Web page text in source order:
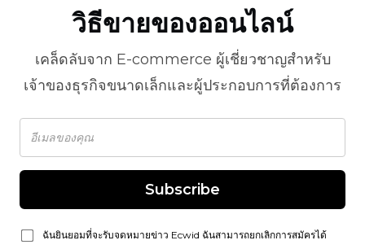
วิธีขายของออนไลน์
เคล็ดลับจาก E-commerce ผู้เชี่ยวชาญสำหรับ
เจ้าของธุรกิจขนาดเล็กและผู้ประกอบการที่ต้องการ
Subscribe
ฉันยินยอมที่จะรับจดหมายข่าว Ecwid ฉันสามารถยกเลิกการสมัครได้